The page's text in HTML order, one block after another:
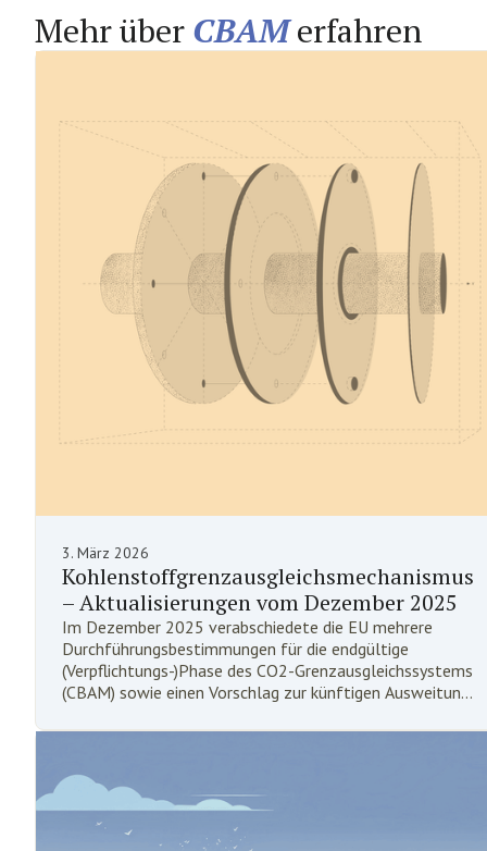
Mehr über CBAMerfahren
3. März 2026
Kohlenstoffgrenzausgleichsmechanismus
– Aktualisierungen vom Dezember 2025
Im Dezember 2025 verabschiedete die EU mehrere
Durchführungsbestimmungen für die endgültige
(Verpflichtungs-)Phase des CO2-Grenzausgleichssystems
(CBAM) sowie einen Vorschlag zur künftigen Ausweitung
Bestimmungen dieses umfangreichen Regelwerks (ca.
Mitgliedstaaten.